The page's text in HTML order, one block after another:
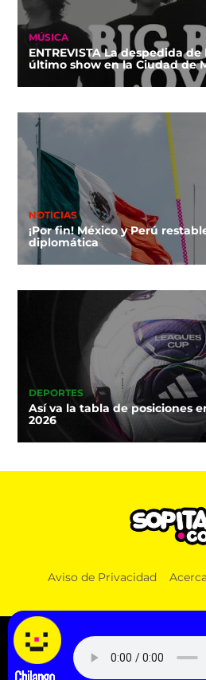
MÚSICA
ENTREVISTA La despedida
último show en la Ciudad de
NOTICIAS
¡Por fin! México y Perú
diplomática
DEPORTES
Así va la tabla de posiciones
2026
Aviso de Privacidad
© 2026 SOPITAS.COM - MÚSICA, NOTICIAS,
MÁS!.